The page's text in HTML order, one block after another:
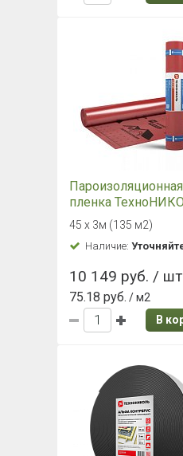
Пароизоляционная
пленка
MASTER БАРЬЕР
м2)
45 х 3м (135 м2)
Наличие:
10 149 руб. /
75.18 руб. / м2
В